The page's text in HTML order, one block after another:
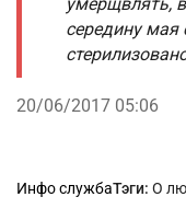
середину мая
20/06/2017 05:06
Рубрики
Инфо службаТэги: О